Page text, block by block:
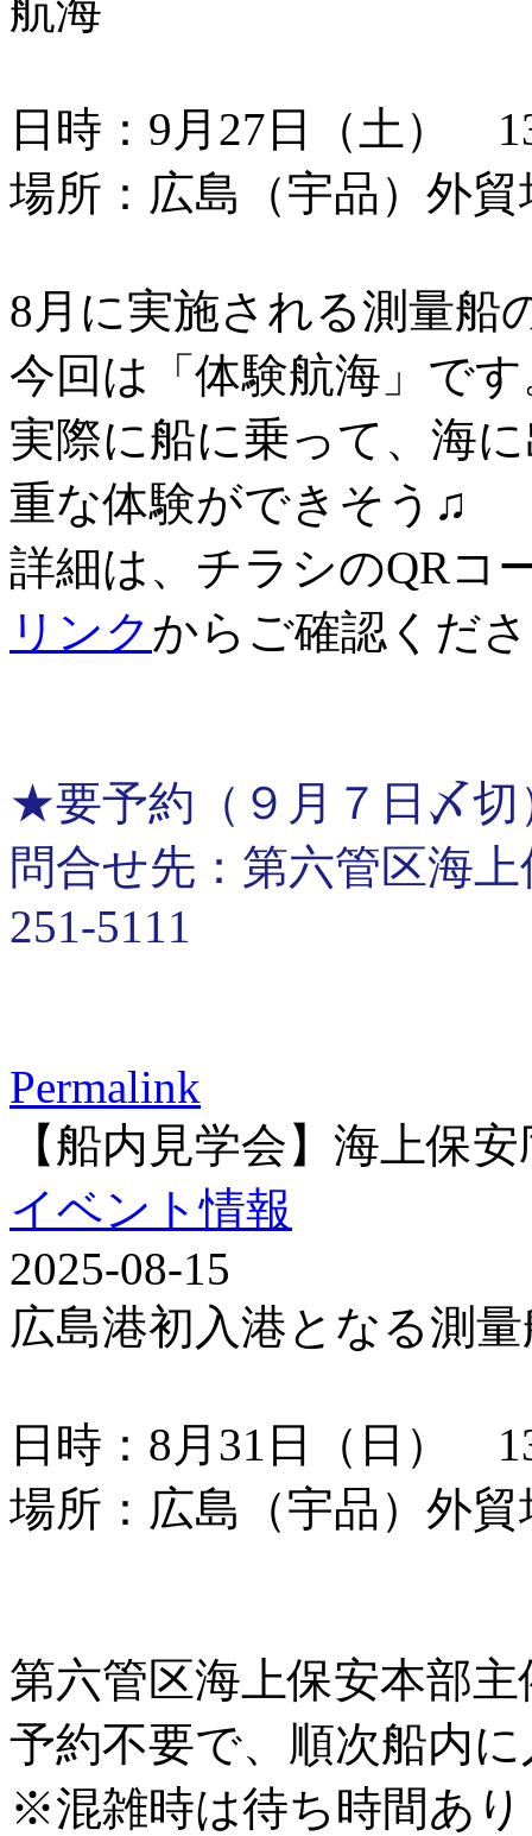
航海
日時：9月27日（土）
場所：広島（宇品）外
8月に実施される測量船
今回は「体験航海」で
実際に船に乗って、海
重な体験ができそう♫
詳細は、チラシのQRコ
リンクからご確認くだ
★要予約（９月７日〆切
問合せ先：第六管区海
251-5111
Permalink
【船内見学会】海上保
イベント情報
2025-08-15
広島港初入港となる測
日時：8月31日（日）
場所：広島（宇品）外
第六管区海上保安本部
予約不要で、順次船内
※混雑時は待ち時間あり